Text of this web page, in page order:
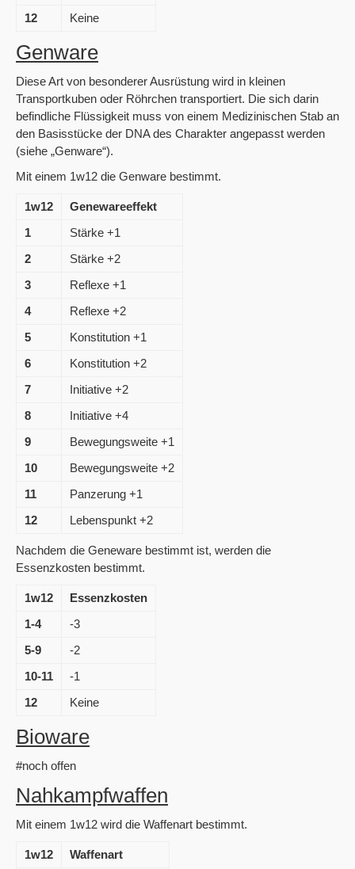
12
Keine
Genware
Diese Art von besonderer Ausrüstung wird in kleinen
Transportkuben oder Röhrchen transportiert. Die sich darin
befindliche Flüssigkeit muss von einem Medizinischen Stab an
den Basisstücke der DNA des Charakter angepasst werden
(siehe „Genware“).
Mit einem 1w12 die Genware bestimmt.
1w12
Genewareeffekt
1
Stärke +1
2
Stärke +2
3
Reflexe +1
4
Reflexe +2
5
Konstitution +1
6
Konstitution +2
7
Initiative +2
8
Initiative +4
9
Bewegungsweite +1
10
Bewegungsweite +2
11
Panzerung +1
12
Lebenspunkt +2
Nachdem die Geneware bestimmt ist, werden die
Essenzkosten bestimmt.
1w12
Essenzkosten
1-4
-3
5-9
-2
10-11
-1
12
Keine
Bioware
#noch offen
Nahkampfwaffen
Mit einem 1w12 wird die Waffenart bestimmt.
1w12 Waffenart